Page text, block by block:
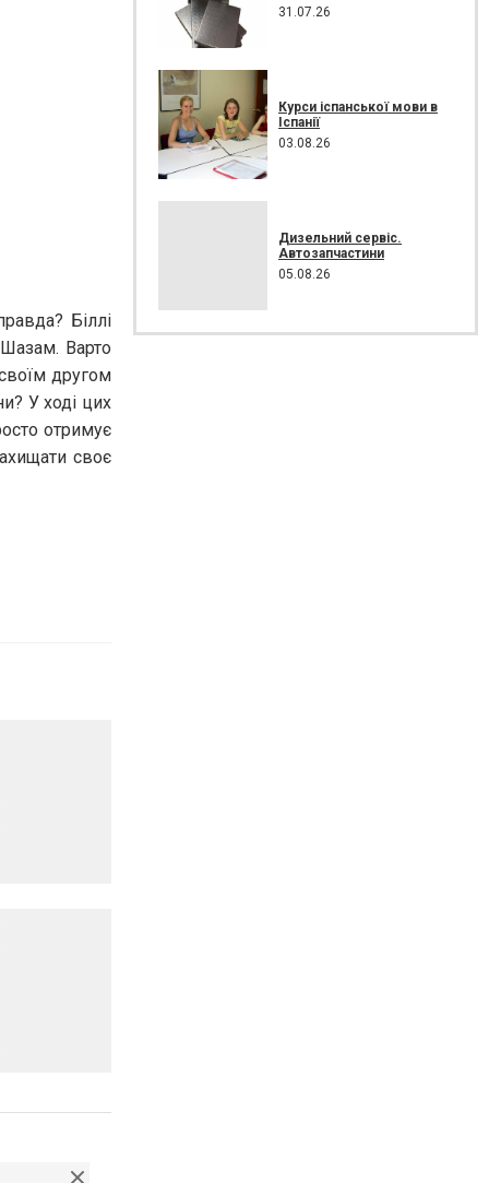
Біллі
Варто
другом
У ході цих
отримує
своє
31.07.26
Курси іспанської мови в
Іспанії
03.08.26
Дизельний сервіс.
Автозапчастини
05.08.26